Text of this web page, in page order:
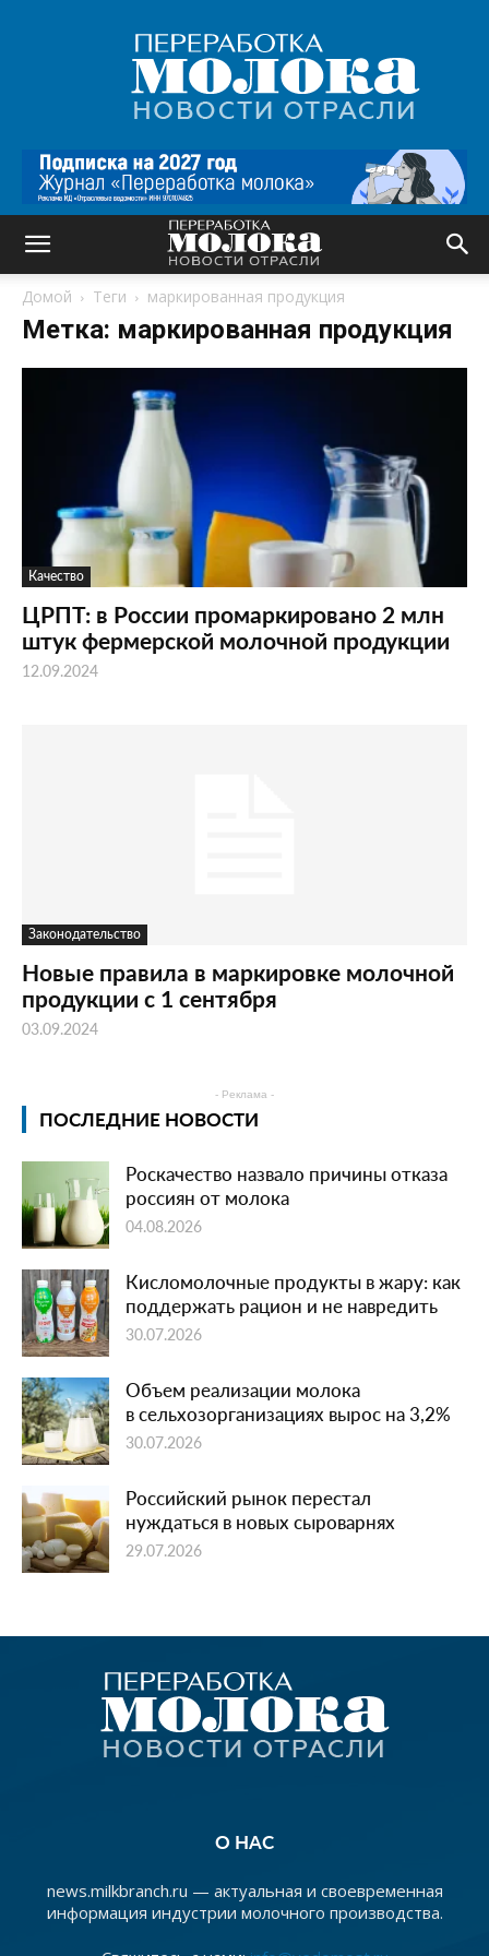
Переработка
молока
|
Новости
Домой Теги маркированная продукция
Метка: маркированная продукция
Качество
ЦРПТ: в России промаркировано 2 млн
штук фермерской молочной продукции
12.09.2024
Законодательство
Новые правила в маркировке молочной
продукции с 1 сентября
03.09.2024
- Реклама -
ПОСЛЕДНИЕ НОВОСТИ
Роскачество назвало причины отказа
россиян от молока
04.08.2026
Кисломолочные продукты в жару: как
поддержать рацион и не навредить
30.07.2026
Объем реализации молока
в сельхозорганизациях вырос на 3,2%
30.07.2026
Российский рынок перестал
нуждаться в новых сыроварнях
29.07.2026
О НАС
news.milkbranch.ru — актуальная и своевременная
информация индустрии молочного производства.